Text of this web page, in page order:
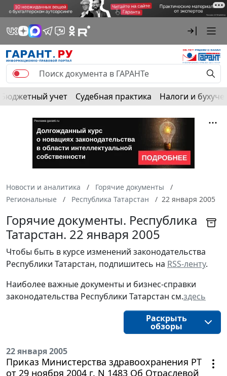
Бюджетный учет Судебная практика Налоги и
Новости и аналитика
Горячие документы
Региональные
Республика Татарстан 22 января 2005
Горячие документы. Республика
Татарстан. 22 января 2005
Чтобы быть в курсе изменений законодательства
Республики Татарстан, подпишитесь на RSS-ленту.
Наиболее важные документы и бизнес-справки
законодательства Республики Татарстан см.здесь
Раскрыть
обзоры
22 января 2005
Приказ Министерства здравоохранения РТ
от 29 ноября 2004 г. N 1483 Об Отраслевой